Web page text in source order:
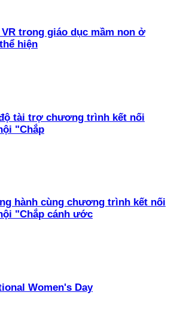
trong giáo dục mầm non ở
hiện
tài trợ chương trình kết nối
"Chắp
hành cùng chương trình kết nối
"Chắp cánh ước
Women's Day